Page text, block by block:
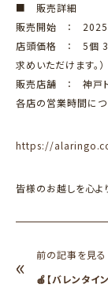
■ 販売詳細
販売開始 ： 2025
店頭価格 ： 5個
求めいただけます。）
販売店舗 ： 神戸ト
各店の営業時間につ
https://
皆様のお越しを心よ
«
前の記事を見る
🍎【バレンタイ